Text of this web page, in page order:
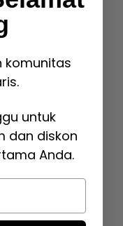
dan
facette buah
sangat
sepertiZ11,
komunitas
untuk
dan diskon
Anda.